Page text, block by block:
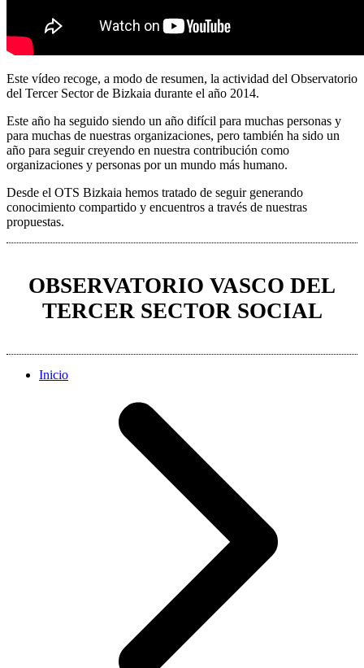
Este vídeo recoge, a modo de resumen, la actividad del Observatorio
del Tercer Sector de Bizkaia durante el año 2014.
Este año ha seguido siendo un año difícil para muchas personas y
para muchas de nuestras organizaciones, pero también ha sido un
año para seguir creyendo en nuestra contribución como
organizaciones y personas por un mundo más humano.
Desde el OTS Bizkaia hemos tratado de seguir generando
conocimiento compartido y encuentros a través de nuestras
propuestas.
OBSERVATORIO VASCO DEL
TERCER SECTOR SOCIAL
Inicio